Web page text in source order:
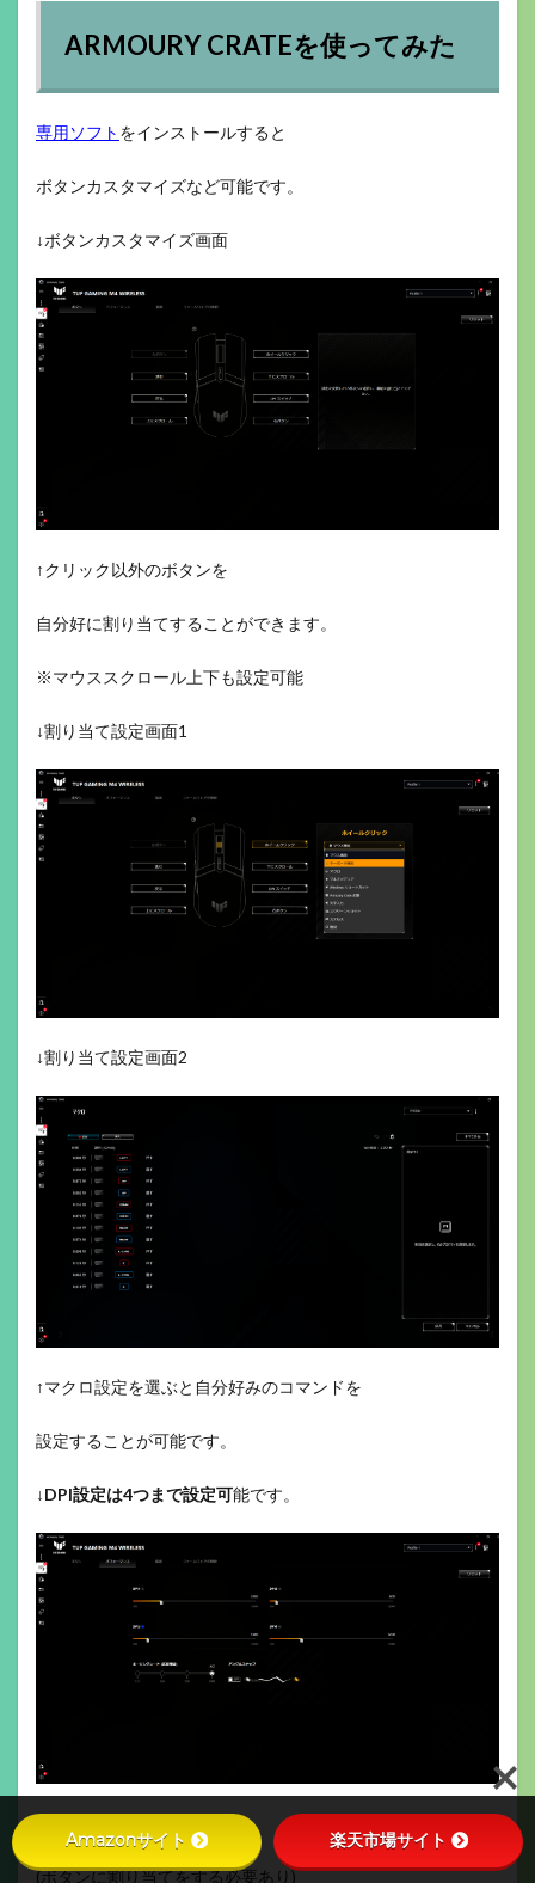
ARMOURY CRATEを使ってみた
専用ソフト をインストールすると
ボタンカスタマイズなど可能です。
↓ボタンカスタマイズ画面
↑クリック以外のボタンを
自分好に割り当てすることができます。
※マウススクロール上下も設定可能
↓割り当て設定画面1
↓割り当て設定画面2
↑マクロ設定を選ぶと自分好みのコマンドを
設定することが可能です。
↓DPI設定は4つまで設定可能です。
(ボタンに割り当てをする必要あり)
Amazonサイト 楽天市場サイト